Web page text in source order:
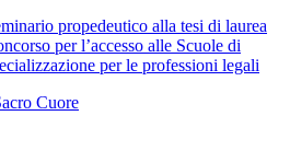
propedeutico alla tesi di laurea
per l’accesso alle Scuole di
per le professioni legali